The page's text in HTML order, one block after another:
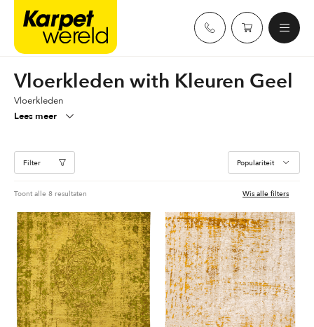
Karpetwereld
Vloerkleden with Kleuren Geel
Vloerkleden
Lees meer
Filter
Wis alle filters
Toont alle 8 resultaten
populariteit